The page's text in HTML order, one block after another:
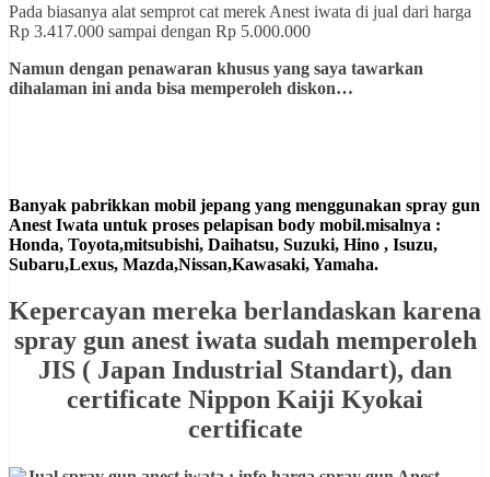
Pada biasanya alat semprot cat merek Anest iwata di jual dari harga
Rp 3.417.000 sampai dengan Rp 5.000.000
Namun dengan penawaran khusus yang saya tawarkan
dihalaman ini anda bisa memperoleh diskon…
Banyak pabrikkan mobil jepang yang menggunakan spray gun
Anest Iwata untuk proses pelapisan body mobil.misalnya :
Honda, Toyota,mitsubishi, Daihatsu, Suzuki, Hino , Isuzu,
Subaru,Lexus, Mazda,Nissan,Kawasaki, Yamaha.
Kepercayan mereka berlandaskan karena
spray gun anest iwata sudah memperoleh
JIS ( Japan Industrial Standart), dan
certificate Nippon Kaiji Kyokai
certificate